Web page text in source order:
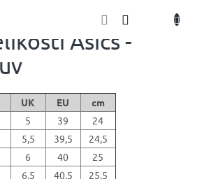
Asics -
UK EU
cm
5 39
24
5,5 39,5
24,5
6 40
25
6,5 40,5
25,5